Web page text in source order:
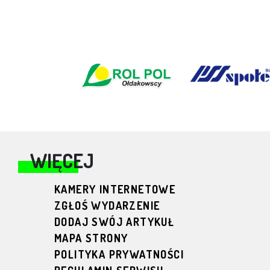
WIĘCEJ
KAMERY INTERNETOWE
ZGŁOŚ WYDARZENIE
DODAJ SWÓJ ARTYKUŁ
MAPA STRONY
POLITYKA PRYWATNOŚCI